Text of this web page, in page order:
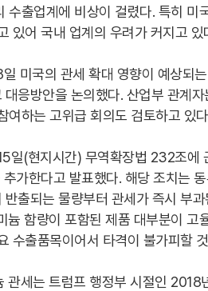
수출업계에 비상이 걸렸다. 특히
있어 국내 업계의 우려가 커지고 있
미국의 관세 확대 영향이 예상되
응방안을 논의했다. 산업부 관계
여하는 고위급 회의도 검토하고 있
일(현지시간) 무역확장법 232조에
가한다고 발표했다. 해당 조치는
출되는 물량부터 관세가 즉시 부
늄 함량이 포함된 제품 대부분이 고
수출품목이어서 타격이 불가피할
관세는 트럼프 행정부 시절인